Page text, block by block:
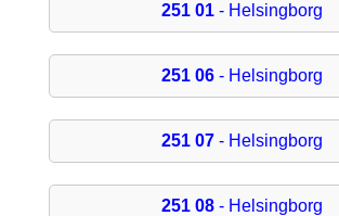
251 01 - Helsingborg
251 06 - Helsingborg
251 07 - Helsingborg
251 08 - Helsingborg